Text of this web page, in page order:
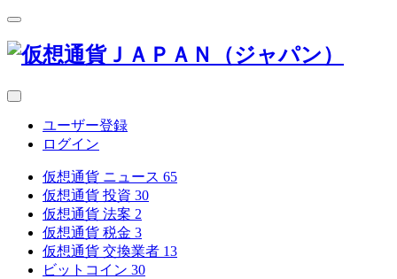
ユーザー登録
ログイン
仮想通貨 ニュース 65
仮想通貨 投資 30
仮想通貨 法案 2
仮想通貨 税金 3
仮想通貨 交換業者 13
ビットコイン 30